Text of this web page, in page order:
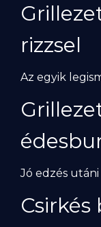
rizzsel
Az egyik
Jó edzés